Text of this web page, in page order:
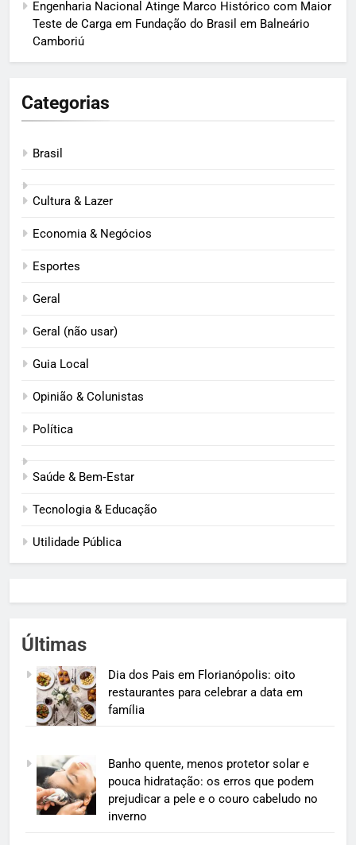
Engenharia Nacional Atinge Marco Histórico com Maior
Teste de Carga em Fundação do Brasil em Balneário
Camboriú
Categorias
Brasil
Cultura & Lazer
Economia & Negócios
Esportes
Geral
Geral (não usar)
Guia Local
Opinião & Colunistas
Política
Saúde & Bem‑Estar
Tecnologia & Educação
Utilidade Pública
Últimas
Dia dos Pais em Florianópolis: oito
restaurantes para celebrar a data em
família
Banho quente, menos protetor solar e
pouca hidratação: os erros que podem
prejudicar a pele e o couro cabeludo no
inverno